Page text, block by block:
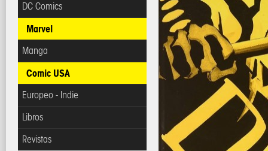
DC Comics
Marvel
Manga
Comic USA
Europeo - Indie
Libros
Revistas